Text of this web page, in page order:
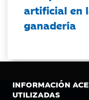
INFORMACIÓN
UTILIZADAS
artificial en
ganadería